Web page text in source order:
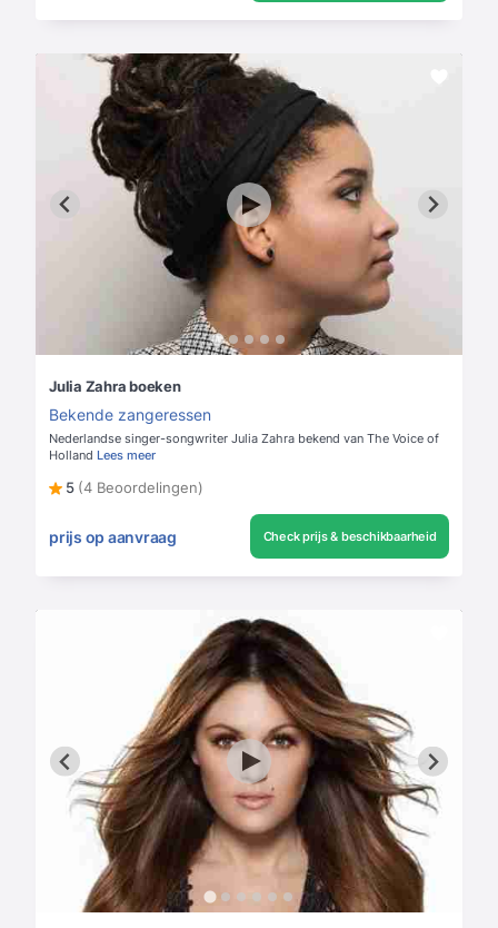
Julia Zahra boeken
Bekende zangeressen
Nederlandse singer-songwriter Julia Zahra bekend van The Voice of
Holland Lees meer
5 (4 Beoordelingen)
prijs op aanvraag Check prijs & beschikbaarheid